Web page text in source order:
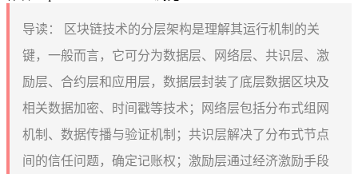
导读：
区块链技术的分层架构是理解其运行机制的关
键，一般而言，它可分为数据层、网络层、共识层、激
励层、合约层和应用层，数据层封装了底层数据区块及
相关数据加密、时间戳等技术；网络层包括分布式组网
机制、数据传播与验证机制；共识层解决了分布式节点
间的信任问题，确定记账权；激励层通过经济激励手段